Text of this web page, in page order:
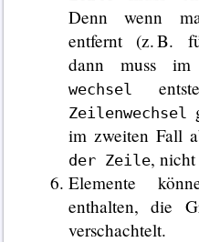
Denn wenn
entfernt (z. B.
dann muss
wechsel
Zeilenwechsel
im zweiten Fall
der Zeile, nicht
Elemente
enthalten, die